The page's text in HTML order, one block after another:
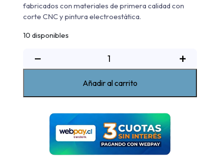
fabricados con materiales de primera calidad con
corte CNC y pintura electroestática.
10 disponibles
−
2014-
2024
cantidad
+
Añadir al carrito